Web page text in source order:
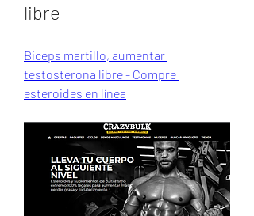
libre
Biceps martillo, aumentar
testosterona libre - Compre
esteroides en línea